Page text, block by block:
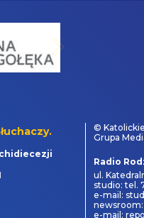
© Katolickie
Grupa
Radio
ul.
studio: tel.
e-mail:
newsroom:
e-mail: